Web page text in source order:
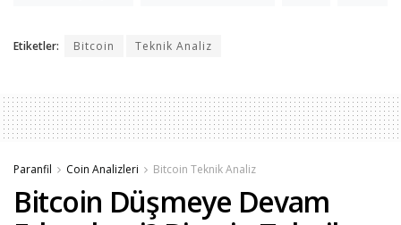
Etiketler: Bitcoin Teknik Analiz
Paranfil Coin Analizleri Bitcoin Teknik Analiz
Bitcoin Düşmeye Devam